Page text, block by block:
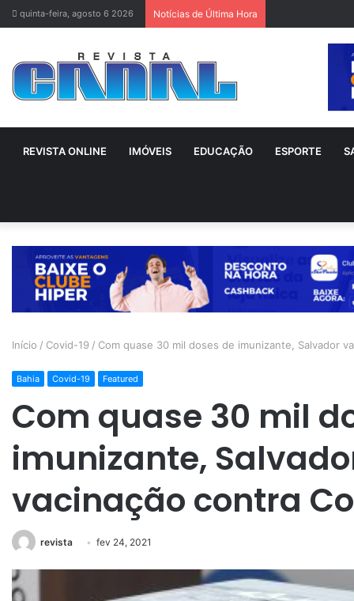
quinta-feira, agosto 6 2026 Notícias de Última Hora
REVISTA ONLINE IMÓVEIS EDUCAÇÃO ESPORTE
Início / Covid-19 / Com quase 30 mil doses de imunizante, Salvador
Bahia Covid-19 Featured
Com quase 30 mil
imunizante,
vacinação contra
revista fev 24, 2021